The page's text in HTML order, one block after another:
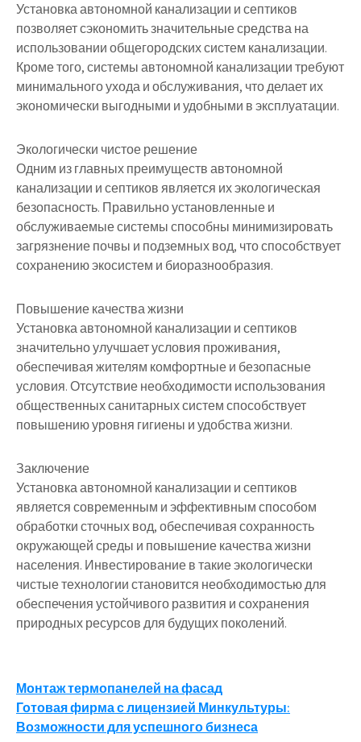
Установка автономной канализации и септиков
позволяет сэкономить значительные средства на
использовании общегородских систем канализации.
Кроме того, системы автономной канализации требуют
минимального ухода и обслуживания, что делает их
экономически выгодными и удобными в эксплуатации.
Экологически чистое решение
Одним из главных преимуществ автономной
канализации и септиков является их экологическая
безопасность. Правильно установленные и
обслуживаемые системы способны минимизировать
загрязнение почвы и подземных вод, что способствует
сохранению экосистем и биоразнообразия.
Повышение качества жизни
Установка автономной канализации и септиков
значительно улучшает условия проживания,
обеспечивая жителям комфортные и безопасные
условия. Отсутствие необходимости использования
общественных санитарных систем способствует
повышению уровня гигиены и удобства жизни.
Заключение
Установка автономной канализации и септиков
является современным и эффективным способом
обработки сточных вод, обеспечивая сохранность
окружающей среды и повышение качества жизни
населения. Инвестирование в такие экологически
чистые технологии становится необходимостью для
обеспечения устойчивого развития и сохранения
природных ресурсов для будущих поколений.
Навигация
по
Монтаж термопанелей на фасад
Готовая фирма с лицензией Минкультуры:
Возможности для успешного бизнеса